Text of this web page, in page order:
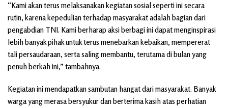
“Kami akan terus melaksanakan kegiatan sosial seperti ini secara
rutin, karena kepedulian terhadap masyarakat adalah bagian dari
pengabdian TNI. Kami berharap aksi berbagi ini dapat menginspirasi
lebih banyak pihak untuk terus menebarkan kebaikan, mempererat
tali persaudaraan, serta saling membantu, terutama di bulan yang
penuh berkah ini,” tambahnya.
Kegiatan ini mendapatkan sambutan hangat dari masyarakat. Banyak
warga yang merasa bersyukur dan berterima kasih atas perhatian